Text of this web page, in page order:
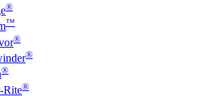
®
™
®
®
®
Rite®